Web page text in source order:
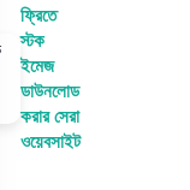
ফ্রিতে
স্টক
ইমেজ
ডাউনলোড
করার সেরা
ওয়েবসাইট